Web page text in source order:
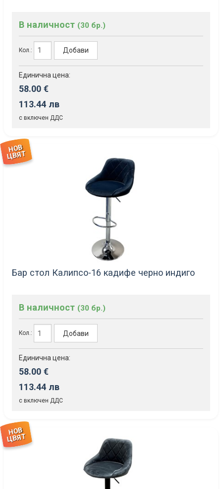
В наличност (30 бр.)
Кол.: Добави
Единична цена:
58.00 €
113.44 лв
с включен ДДС
НОВ
ЦВЯТ
Бар стол Калипсо-16 кадифе черно индиго
В наличност (30 бр.)
Кол.: Добави
Единична цена:
58.00 €
113.44 лв
с включен ДДС
НОВ
ЦВЯТ